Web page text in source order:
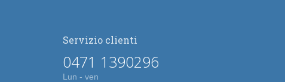
Servizio clienti
0471 1390296
Lun - ven